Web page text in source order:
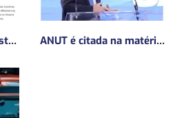
ANUT concede entrevista sobre Concessões Ferroviárias ANUT é citada na matéria da Mundo Logística sobre MP do frete mínimo”